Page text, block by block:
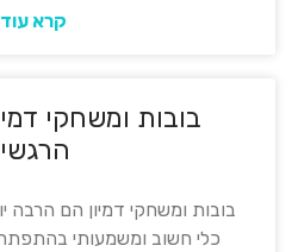
קרא
בובות ומשחקי
בובות ומשחקי דמיון הם הרבה
כלי חשוב ומשמעותי